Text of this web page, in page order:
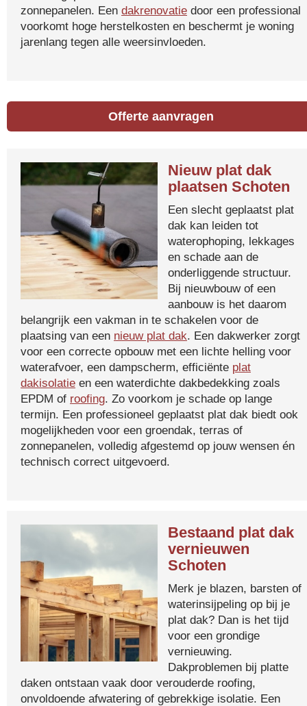
zonnepanelen. Een dakrenovatie door een professional
voorkomt hoge herstelkosten en beschermt je woning
jarenlang tegen alle weersinvloeden.
Offerte aanvragen
Nieuw plat dak
plaatsen Schoten
Een slecht geplaatst plat
dak kan leiden tot
waterophoping, lekkages
en schade aan de
onderliggende structuur.
Bij nieuwbouw of een
aanbouw is het daarom
belangrijk een vakman in te schakelen voor de
plaatsing van een nieuw plat dak. Een dakwerker zorgt
voor een correcte opbouw met een lichte helling voor
waterafvoer, een dampscherm, efficiënte plat
dakisolatie en een waterdichte dakbedekking zoals
EPDM of roofing. Zo voorkom je schade op lange
termijn. Een professioneel geplaatst plat dak biedt ook
mogelijkheden voor een groendak, terras of
zonnepanelen, volledig afgestemd op jouw wensen én
technisch correct uitgevoerd.
Bestaand plat dak
vernieuwen
Schoten
Merk je blazen, barsten of
waterinsijpeling op bij je
plat dak? Dan is het tijd
voor een grondige
vernieuwing.
Dakproblemen bij platte
daken ontstaan vaak door verouderde roofing,
onvoldoende afwatering of gebrekkige isolatie. Een